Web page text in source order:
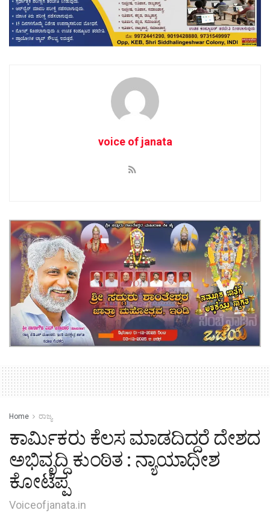
voice of janata
Home ರಾಜ್ಯ
ಕಾರ್ಮಿಕರು ಕೆಲಸ ಮಾಡದಿದ್ದರೆ ದೇಶದ
ಅಭಿವೃದ್ದಿ ಕುಂಠಿತ : ನ್ಯಾಯಾಧೀಶ
ಕೋಟೆಪ್ಪ
Voiceofjanata.in